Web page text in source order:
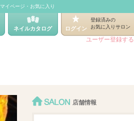
マイページ・お気に入り
ネイルカタログ ログイン
登録済みの
お気に入りサロン
ユーザー登録する
SALON 店舗情報